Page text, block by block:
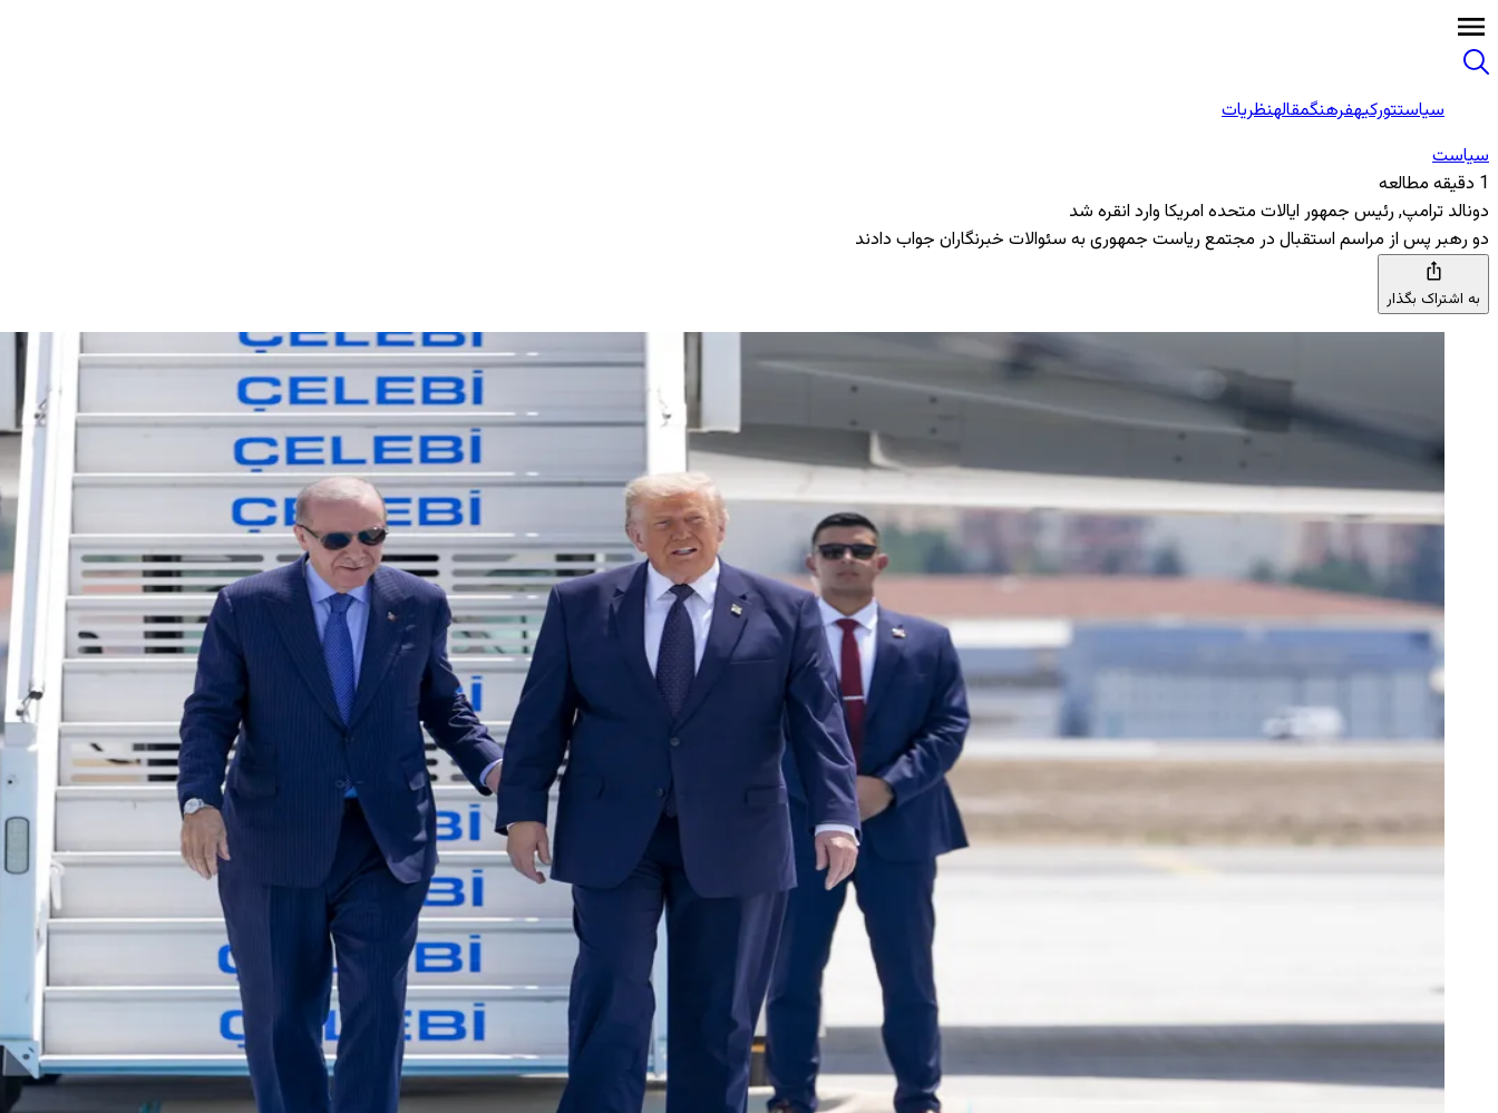
سیاستتورکیهفرهنگمقالهنظریات
سیاست
1 دقیقه مطالعه
دونالد ترامپ, رئیس جمهور ایالات متحده امریکا وارد انقره شد
دو رهبر پس از مراسم استقبال در مجتمع ریاست جمهوری به سئوالات خبرنگاران جواب دادند
به اشتراک بگذار